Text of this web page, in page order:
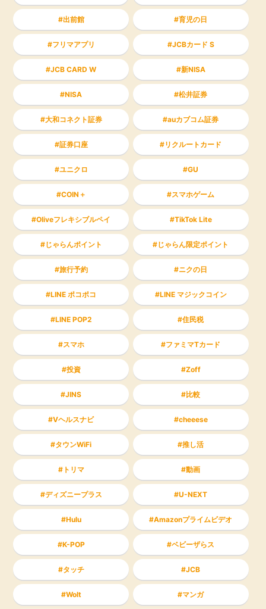
出前館 育児の日
フリマアプリ JCBカード S
JCB CARD W 新NISA
NISA 松井証券
大和コネクト証券 auカブコム証券
証券口座 リクルートカード
ユニクロ GU
COIN＋ スマホゲーム
Oliveフレキシブルペイ TikTok Lite
じゃらんポイント じゃらん限定ポイント
旅行予約 ニクの日
LINE ポコポコ LINE マジックコイン
LINE POP2 住民税
スマホ ファミマTカード
投資 Zoff
JINS 比較
Vヘルスナビ cheeese
タウンWiFi 推し活
トリマ 動画
ディズニープラス U-NEXT
Hulu Amazonプライムビデオ
K-POP ベビーザらス
タッチ JCB
Wolt マンガ